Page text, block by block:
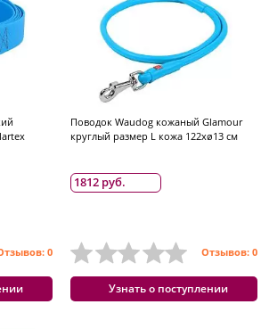
0
Поводок Waudog кожаный Glamour
круглый размер L кожа 122хø13 см
1812 руб.
Отзывов: 0
Узнать о поступлении